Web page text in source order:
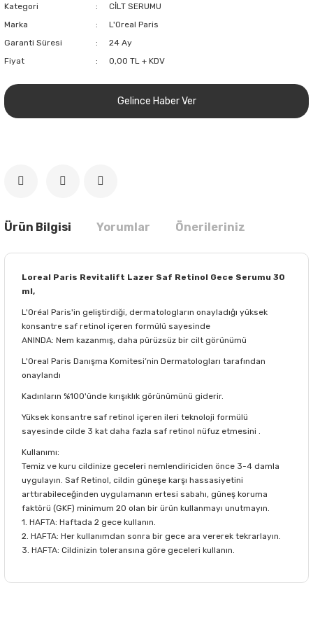
Kategori
CİLT SERUMU
Marka
L'Oreal Paris
Garanti Süresi
24 Ay
Fiyat
0,00 TL + KDV
Gelince Haber Ver
Ürün Bilgisi Yorumlar Önerileriniz
Loreal Paris Revitalift Lazer Saf Retinol Gece Serumu 30
ml,
L'Oréal Paris'in geliştirdiği, dermatologların onayladığı yüksek
konsantre saf retinol içeren formülü sayesinde
ANINDA: Nem kazanmış, daha pürüzsüz bir cilt görünümü
L'Oreal Paris Danışma Komitesi’nin Dermatologları tarafından
onaylandı
Kadınların %100'ünde kırışıklık görünümünü giderir.
Yüksek konsantre saf retinol içeren ileri teknoloji formülü
sayesinde cilde 3 kat daha fazla saf retinol nüfuz etmesini .
Kullanımı:
Temiz ve kuru cildinize geceleri nemlendiriciden önce 3-4 damla
uygulayın. Saf Retinol, cildin güneşe karşı hassasiyetini
arttırabileceğinden uygulamanın ertesi sabahı, güneş koruma
faktörü (GKF) minimum 20 olan bir ürün kullanmayı unutmayın.
1. HAFTA: Haftada 2 gece kullanın.
2. HAFTA: Her kullanımdan sonra bir gece ara vererek tekrarlayın.
3. HAFTA: Cildinizin toleransına göre geceleri kullanın.